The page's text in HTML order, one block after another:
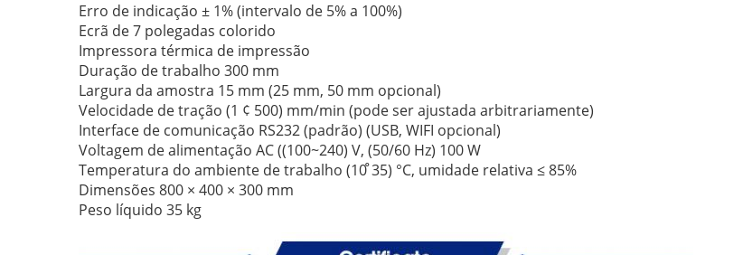
Erro de indicação ± 1% (intervalo de 5% a 100%)
Ecrã de 7 polegadas colorido
Impressora térmica de impressão
Duração de trabalho 300 mm
Largura da amostra 15 mm (25 mm, 50 mm opcional)
Velocidade de tração (1 ¢ 500) mm/min (pode ser ajustada arbitrariamente)
Interface de comunicação RS232 (padrão) (USB, WIFI opcional)
Voltagem de alimentação AC ((100~240) V, (50/60 Hz) 100 W
Temperatura do ambiente de trabalho (10 ̊35) °C, umidade relativa ≤ 85%
Dimensões 800 × 400 × 300 mm
Peso líquido 35 kg